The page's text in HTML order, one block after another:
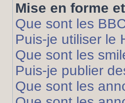
Mise en forme
Que sont les
Puis-je utiliser le
Que sont les
Puis-je publier
Que sont les